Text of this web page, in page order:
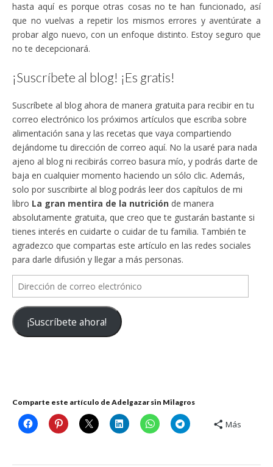
hasta aquí es porque otras cosas no te han funcionado, así
que no vuelvas a repetir los mismos errores y aventúrate a
probar algo nuevo, con un enfoque distinto. Estoy seguro que
no te decepcionará.
¡Suscríbete al blog! ¡Es gratis!
Suscríbete al blog ahora de manera gratuita para recibir en tu
correo electrónico los próximos artículos que escriba sobre
alimentación sana y las recetas que vaya compartiendo
dejándome tu dirección de correo aquí. No la usaré para nada
ajeno al blog ni recibirás correo basura mío, y podrás darte de
baja en cualquier momento haciendo un sólo clic. Además,
solo por suscribirte al blog podrás leer dos capítulos de mi
libro La gran mentira de la nutrición de manera
absolutamente gratuita, que creo que te gustarán bastante si
tienes interés en cuidarte o cuidar de tu familia. También te
agradezco que compartas este artículo en las redes sociales
para darle difusión y llegar a más personas.
Dirección
de
correo
electrónico
¡Suscríbete ahora!
Comparte este artículo de Adelgazar sin Milagros
Más